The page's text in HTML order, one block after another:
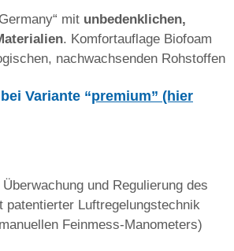
mit unbedenklichen,
. Komfortauflage Biofoam
nachwachsenden Rohstoffen
Variante “premium” (hier
und Regulierung des
patentierter Luftregelungstechnik
Feinmess-Manometers)